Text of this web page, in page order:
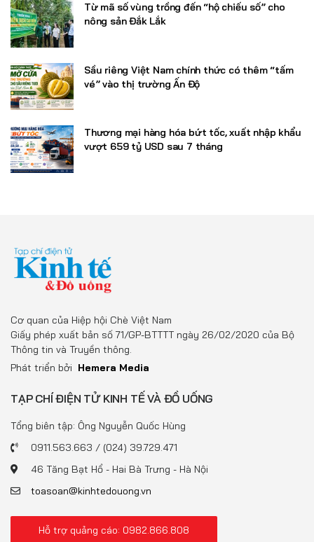
Từ mã số vùng trồng đến “hộ chiếu số” cho
nông sản Đắk Lắk
Sầu riêng Việt Nam chính thức có thêm “tấm
vé” vào thị trường Ấn Độ
Thương mại hàng hóa bứt tốc, xuất nhập khẩu
vượt 659 tỷ USD sau 7 tháng
Cơ quan của Hiệp hội Chè Việt Nam
Giấy phép xuất bản số 71/GP-BTTTT ngày 26/02/2020 của Bộ
Thông tin và Truyền thông.
Phát triển bởi Hemera Media
TẠP CHÍ ĐIỆN TỬ KINH TẾ VÀ ĐỒ UỐNG
Tổng biên tập: Ông Nguyễn Quốc Hùng
0911.563.663 / (024) 39.729.471
46 Tăng Bạt Hổ - Hai Bà Trưng - Hà Nội
toasoan@kinhtedouong.vn
Hỗ trợ quảng cáo: 0982.866.808